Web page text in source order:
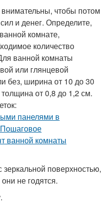
чтобы потом
и денег. Определите,
комнате,
количество
ванной комнаты
или глянцевой
без, ширина от 10 до 30
от 0,8 до 1,2 см.
поверхностью,
не годятся.